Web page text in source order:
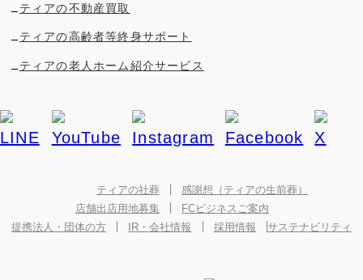
ティアの不動産買取
ティアの高齢者等終身サポート
ティアの老人ホーム紹介サービス
ティアの社葬
感謝想（ティアの生前葬）
店舗出店用地募集
FCビジネスご案内
提携法人・団体の方
IR・会社情報 採用情報 サステナビリティ